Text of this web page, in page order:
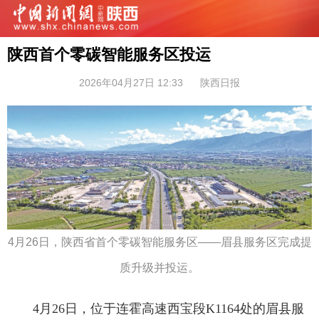
陕西首个零碳智能服务区投运
2026年04月27日 12:33 陕西日报
4月26日，陕西省首个零碳智能服务区——眉县服务区完成提
质升级并投运。
4月26日，位于连霍高速西宝段K1164处的眉县服